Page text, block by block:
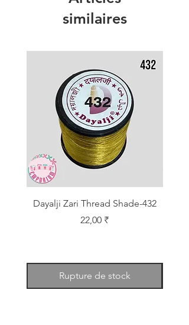
similaires
Dayalji Zari Thread Shade-432
Prix
22,00 ₹
Rupture de stock